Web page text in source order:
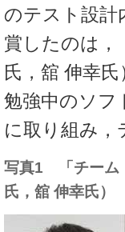
のテスト設計
賞したのは，
氏，舘 伸幸
勉強中のソフ
に取り組み，
写真1 「チーム
氏，舘 伸幸氏）